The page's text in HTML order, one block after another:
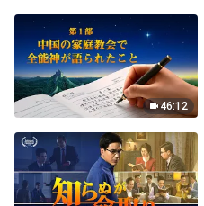
46:12